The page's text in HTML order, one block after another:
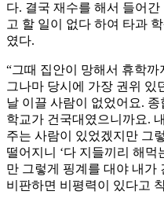
다. 결국 재수를 해서 들어
고 할 일이 없다 하여 타과
였다.
“그때 집안이 망해서 휴학
그나마 당시에 가장 권위 있
날 이끌 사람이 없었어요.
학교가 건국대였으니까요.
주는 사람이 있었겠지만 그
떨어지니 ‘다 지들끼리 해
만 그렇게 핑계를 대야 내가
비판하면 비평력이 있다고